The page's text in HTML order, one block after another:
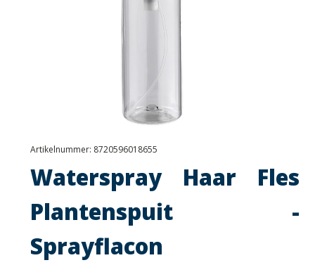
Artikelnummer: 8720596018655
Waterspray Haar Fles
Plantenspuit -
Sprayflacon